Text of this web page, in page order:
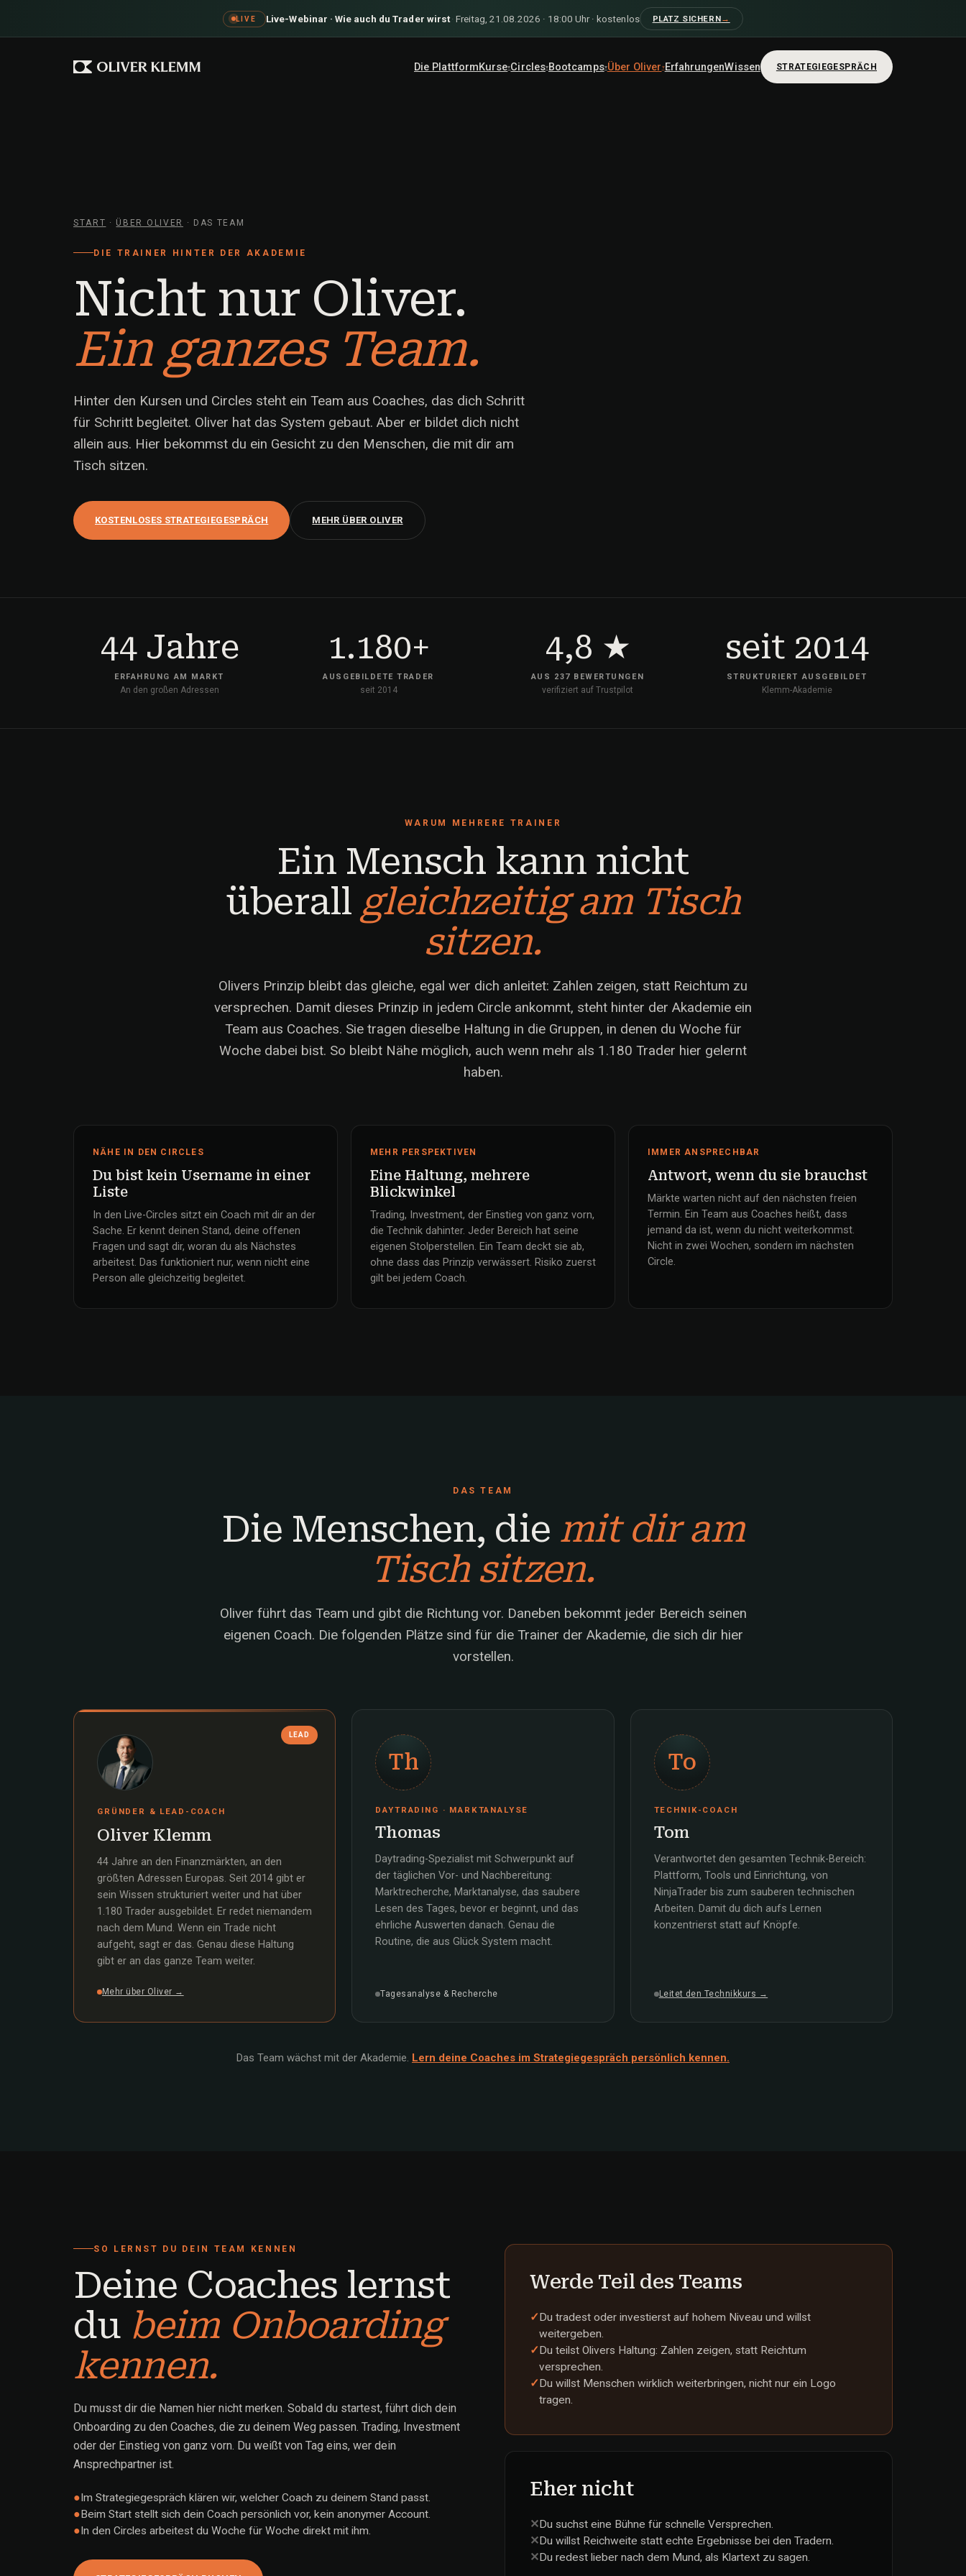
LIVE Live-Webinar · Wie auch du Trader wirst· Freitag, 21.08.2026 · 18:00 Uhr · kostenlos PLATZ SICHERN→
Die PlattformKurse▾Circles▾ Bootcamps▾Über Oliver▾ErfahrungenWissen STRATEGIEGESPRÄCH
START · ÜBER OLIVER · DAS TEAM
DIE TRAINER HINTER DER AKADEMIE
Nicht nur Oliver.
Ein ganzes Team.
Hinter den Kursen und Circles steht ein Team aus Coaches, das dich Schritt
für Schritt begleitet. Oliver hat das System gebaut. Aber er bildet dich nicht
allein aus. Hier bekommst du ein Gesicht zu den Menschen, die mit dir am
Tisch sitzen.
KOSTENLOSES STRATEGIEGESPRÄCH MEHR ÜBER OLIVER
44 Jahre
ERFAHRUNG AM MARKT
An den großen Adressen
1.180+
AUSGEBILDETE TRADER
seit 2014
4,8 ★
AUS 237 BEWERTUNGEN
verifiziert auf Trustpilot
seit 2014
STRUKTURIERT AUSGEBILDET
Klemm-Akademie
WARUM MEHRERE TRAINER
Ein Mensch kann nicht
überall gleichzeitig am Tisch
sitzen.
Olivers Prinzip bleibt das gleiche, egal wer dich anleitet: Zahlen zeigen, statt Reichtum zu
versprechen. Damit dieses Prinzip in jedem Circle ankommt, steht hinter der Akademie ein
Team aus Coaches. Sie tragen dieselbe Haltung in die Gruppen, in denen du Woche für
Woche dabei bist. So bleibt Nähe möglich, auch wenn mehr als 1.180 Trader hier gelernt
haben.
NÄHE IN DEN CIRCLES
Du bist kein Username in einer
Liste
In den Live-Circles sitzt ein Coach mit dir an der
Sache. Er kennt deinen Stand, deine offenen
Fragen und sagt dir, woran du als Nächstes
arbeitest. Das funktioniert nur, wenn nicht eine
Person alle gleichzeitig begleitet.
MEHR PERSPEKTIVEN
Eine Haltung, mehrere
Blickwinkel
Trading, Investment, der Einstieg von ganz vorn,
die Technik dahinter. Jeder Bereich hat seine
eigenen Stolperstellen. Ein Team deckt sie ab,
ohne dass das Prinzip verwässert. Risiko zuerst
gilt bei jedem Coach.
IMMER ANSPRECHBAR
Antwort, wenn du sie brauchst
Märkte warten nicht auf den nächsten freien
Termin. Ein Team aus Coaches heißt, dass
jemand da ist, wenn du nicht weiterkommst.
Nicht in zwei Wochen, sondern im nächsten
Circle.
DAS TEAM
Die Menschen, die mit dir am
Tisch sitzen.
Oliver führt das Team und gibt die Richtung vor. Daneben bekommt jeder Bereich seinen
eigenen Coach. Die folgenden Plätze sind für die Trainer der Akademie, die sich dir hier
vorstellen.
LEAD
GRÜNDER & LEAD-COACH
Oliver Klemm
44 Jahre an den Finanzmärkten, an den
größten Adressen Europas. Seit 2014 gibt er
sein Wissen strukturiert weiter und hat über
1.180 Trader ausgebildet. Er redet niemandem
nach dem Mund. Wenn ein Trade nicht
aufgeht, sagt er das. Genau diese Haltung
gibt er an das ganze Team weiter.
Mehr über Oliver →
Th
DAYTRADING · MARKTANALYSE
Thomas
Daytrading-Spezialist mit Schwerpunkt auf
der täglichen Vor- und Nachbereitung:
Marktrecherche, Marktanalyse, das saubere
Lesen des Tages, bevor er beginnt, und das
ehrliche Auswerten danach. Genau die
Routine, die aus Glück System macht.
Tagesanalyse & Recherche
To
TECHNIK-COACH
Tom
Verantwortet den gesamten Technik-Bereich:
Plattform, Tools und Einrichtung, von
NinjaTrader bis zum sauberen technischen
Arbeiten. Damit du dich aufs Lernen
konzentrierst statt auf Knöpfe.
Leitet den Technikkurs →
Das Team wächst mit der Akademie. Lern deine Coaches im Strategiegespräch persönlich kennen.
SO LERNST DU DEIN TEAM KENNEN
Deine Coaches lernst
du beim Onboarding
kennen.
Du musst dir die Namen hier nicht merken. Sobald du startest, führt dich dein
Onboarding zu den Coaches, die zu deinem Weg passen. Trading, Investment
oder der Einstieg von ganz vorn. Du weißt von Tag eins, wer dein
Ansprechpartner ist.
●Im Strategiegespräch klären wir, welcher Coach zu deinem Stand passt.
●Beim Start stellt sich dein Coach persönlich vor, kein anonymer Account.
●In den Circles arbeitest du Woche für Woche direkt mit ihm.
Werde Teil des Teams
✓Du tradest oder investierst auf hohem Niveau und willst
weitergeben.
✓Du teilst Olivers Haltung: Zahlen zeigen, statt Reichtum
versprechen.
✓Du willst Menschen wirklich weiterbringen, nicht nur ein Logo
tragen.
Eher nicht
✕Du suchst eine Bühne für schnelle Versprechen.
✕Du willst Reichweite statt echte Ergebnisse bei den Tradern.
✕Du redest lieber nach dem Mund, als Klartext zu sagen.